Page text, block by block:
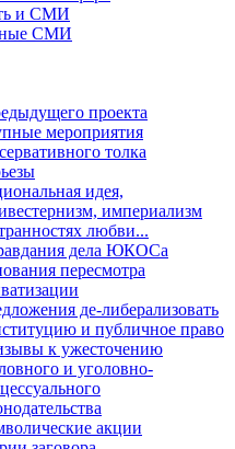
и СМИ
СМИ
проекта
мероприятия
толка
идея,
империализм
любви...
дела ЮКОСа
пересмотра
де-либерализовать
и публичное право
к ужесточению
и уголовно-
акции